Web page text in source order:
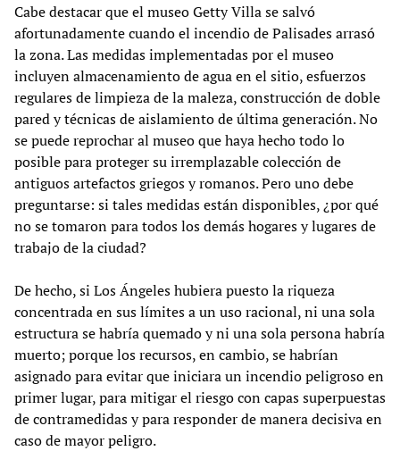
Cabe destacar que el museo Getty Villa se salvó
afortunadamente cuando el incendio de Palisades arrasó
la zona. Las medidas implementadas por el museo
incluyen almacenamiento de agua en el sitio, esfuerzos
regulares de limpieza de la maleza, construcción de doble
pared y técnicas de aislamiento de última generación. No
se puede reprochar al museo que haya hecho todo lo
posible para proteger su irremplazable colección de
antiguos artefactos griegos y romanos. Pero uno debe
preguntarse: si tales medidas están disponibles, ¿por qué
no se tomaron para todos los demás hogares y lugares de
trabajo de la ciudad?
De hecho, si Los Ángeles hubiera puesto la riqueza
concentrada en sus límites a un uso racional, ni una sola
estructura se habría quemado y ni una sola persona habría
muerto; porque los recursos, en cambio, se habrían
asignado para evitar que iniciara un incendio peligroso en
primer lugar, para mitigar el riesgo con capas superpuestas
de contramedidas y para responder de manera decisiva en
caso de mayor peligro.